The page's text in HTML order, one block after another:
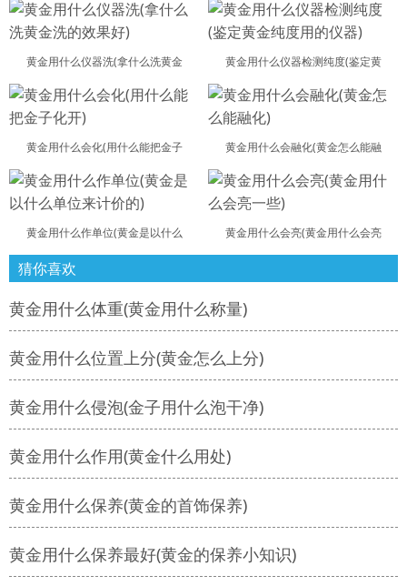
黄金用什么仪器洗(拿什么洗黄金 黄金用什么仪器检测纯度(鉴定黄
黄金用什么会化(用什么能把金子 黄金用什么会融化(黄金怎么能融
黄金用什么作单位(黄金是以什么 黄金用什么会亮(黄金用什么会亮
猜你喜欢
黄金用什么体重(黄金用什么称量)
黄金用什么位置上分(黄金怎么上分)
黄金用什么侵泡(金子用什么泡干净)
黄金用什么作用(黄金什么用处)
黄金用什么保养(黄金的首饰保养)
黄金用什么保养最好(黄金的保养小知识)